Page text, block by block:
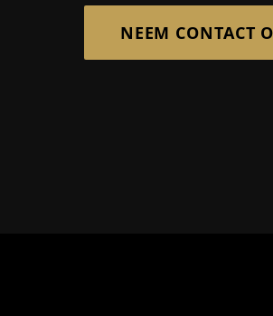
NEEM CONTACT